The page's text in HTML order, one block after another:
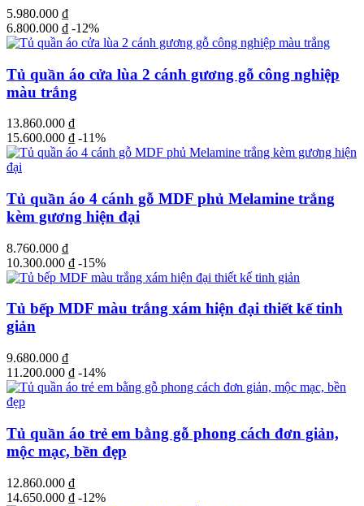
5.980.000 ₫
6.800.000 ₫ -12%
Tủ quần áo cửa lùa 2 cánh gương gỗ công nghiệp
màu trắng
13.860.000 ₫
15.600.000 ₫ -11%
Tủ quần áo 4 cánh gỗ MDF phủ Melamine trắng
kèm gương hiện đại
8.760.000 ₫
10.300.000 ₫ -15%
Tủ bếp MDF màu trắng xám hiện đại thiết kế tinh
giản
9.680.000 ₫
11.200.000 ₫ -14%
Tủ quần áo trẻ em bằng gỗ phong cách đơn giản,
mộc mạc, bền đẹp
12.860.000 ₫
14.650.000 ₫ -12%